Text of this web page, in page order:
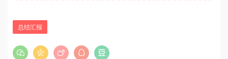
总结汇报